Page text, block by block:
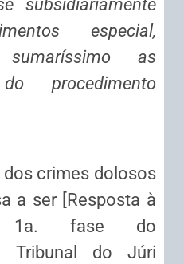
subsidiariamente
especial,
as
procedimento
crimes dolosos
a ser [Resposta à
1a. fase do
Tribunal do Júri